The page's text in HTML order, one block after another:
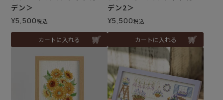
デン＞
¥5,500税込
カートに入れる
デン2＞
¥5,500税込
カートに入れる